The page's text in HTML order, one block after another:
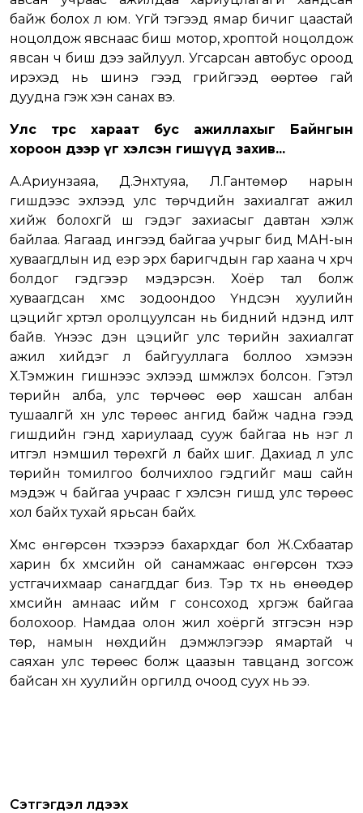
байж болох л юм. Үгүй тэгээд ямар бичиг цаастай
ноцолдож явснаас биш мотор, хроптой ноцолдож
явсан ч биш дээ зайлуул. Угсарсан автобус ороод
ирэхэд нь шинэ гээд гүрийгээд өөртөө гай
дуудна гэж хэн санах вэ.
Улс төрөөс хараат бус ажиллахыг Байнгын
хороон дээр үг хэлсэн гишүүд захив...
А.Ариунзаяа, Д.Энхтуяа, Л.Гантөмөр нарын
гишүүдээс эхлээд улс төрчдийн захиалгат ажил
хийж болохгүй шүү гэдэг захиасыг давтан хэлж
байлаа. Яагаад ингээд байгаа учрыг бид МАН-ын
хуваагдлын ид үеэр эрх баригчдын гар хаана ч хүрч
болдог гэдгээр мэдэрсэн. Хоёр тал болж
хуваагдсан хүмүүс зодоондоо Үндсэн хуулийн
цэцийг хүртэл оролцуулсан нь бидний нүдэнд илт
байв. Үүнээс үүдэн цэцийг улс төрийн захиалгат
ажил хийдэг л байгууллага боллоо хэмээн
Х.Тэмүүжин гишүүнээс эхлээд шүүмжлэх болсон. Гэтэл
төрийн алба, улс төрчөөс өөр хашсан албан
тушаалгүй хүн улс төрөөс ангид байж чадна гээд
гишүүдийн үгэнд хариулаад сууж байгаа нь нэг л
итгэл үнэмшил төрөхгүй л байх шиг. Дахиад л улс
төрийн томилгоо болчихлоо гэдгийг маш сайн
мэдэж ч байгаа учраас үг хэлсэн гишүүд улс төрөөс
хол байх тухай ярьсан байх.
Хүмүүс өнгөрсөн түүхээрээ бахархдаг бол Ж.Сүхбаатар
харин бүх хүмүүсийн ой санамжаас өнгөрсөн түүхээ
устгачихмаар санагддаг биз. Тэр түүх нь өнөөдөр
хүмүүсийн амнаас ийм үг сонсоход хүргэж байгаа
болохоор. Намдаа олон жил хоёргүй зүтгэсэн нэр
төр, намын нөхдийн дэмжлэгээр ямартай ч
саяхан улс төрөөс болж цаазын тавцанд зогсож
байсан хүн хуулийн оргилд очоод суух нь ээ.
Сэтгэгдэл үлдээх